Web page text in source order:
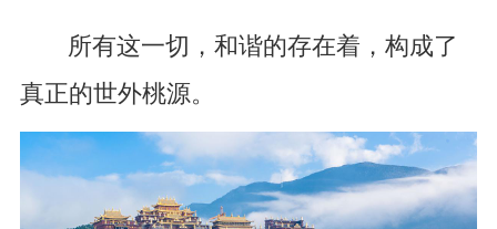
所有这一切，和谐的存在着，构成了
真正的世外桃源。